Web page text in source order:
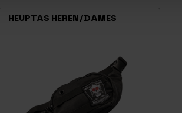
HEUPTAS HEREN/DAMES